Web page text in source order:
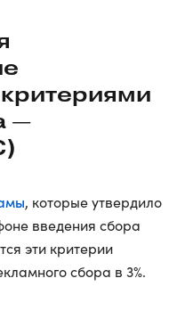
—
, которые утвердило
введения сбора
эти критерии
сбора в 3%.